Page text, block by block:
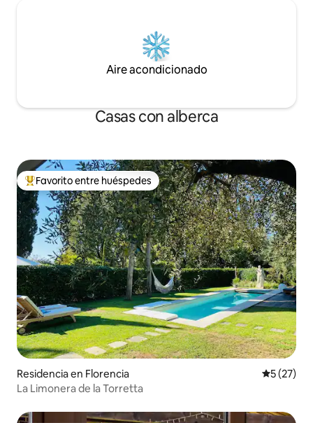
Aire acondicionado
Casas con alberca
De los mejores en Favorito entre huéspedes
Favorito entre huéspedes
Residencia en Florencia
5 (27)
La Limonera de la Torretta